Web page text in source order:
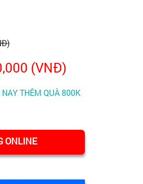
(VNĐ)
THÊM QUÀ 800K
ONLINE